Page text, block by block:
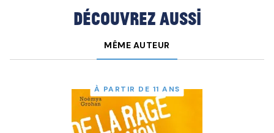
Découvrez aussi
MÊME AUTEUR
À PARTIR DE 11 ANS